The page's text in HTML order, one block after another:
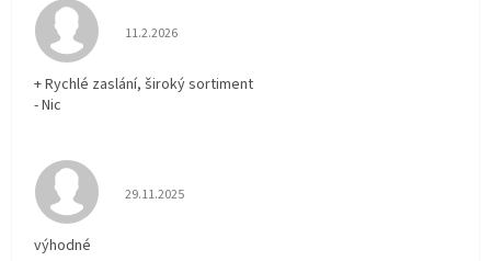
Hodnocení obchodu je 5 z 5 hvězdiček.
11.2.2026
+ Rychlé zaslání, široký sortiment
- Nic
Hodnocení obchodu je 5 z 5 hvězdiček.
29.11.2025
výhodné